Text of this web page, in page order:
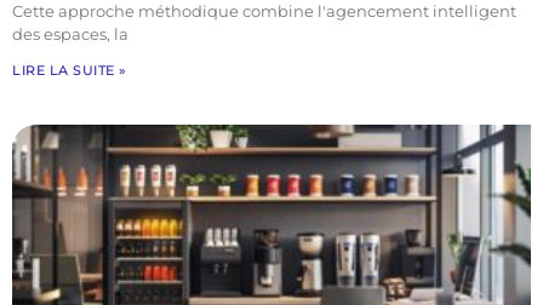
Cette approche méthodique combine l'agencement intelligent
des espaces, la
LIRE LA SUITE »